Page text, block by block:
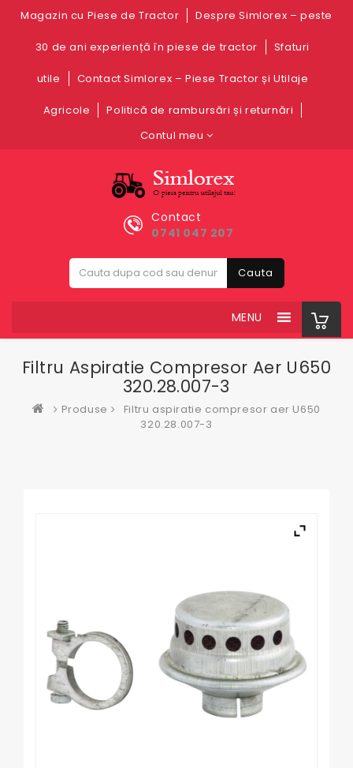
Magazin cu Piese de Tractor Despre Simlorex – peste
30 de ani experiență în piese de tractor Sfaturi
utile Contact Simlorex – Piese Tractor și Utilaje
Agricole
Politică de rambursări și returnări
Contul meu
Contact
0741 047 207
Cauta
MENU
Filtru Aspiratie Compresor Aer U650
320.28.007-3
Produse
Filtru aspiratie compresor aer U650
320.28.007-3